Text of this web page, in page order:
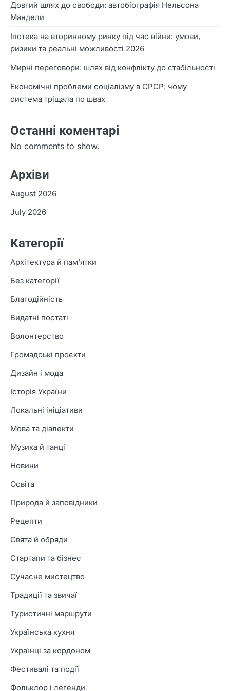
Довгий шлях до свободи: автобіографія Нельсона
Мандели
Іпотека на вторинному ринку під час війни: умови,
ризики та реальні можливості 2026
Мирні переговори: шлях від конфлікту до стабільності
Економічні проблеми соціалізму в СРСР: чому
система тріщала по швах
Останні коментарі
No comments to show.
Архіви
August 2026
July 2026
Категорії
Архітектура й пам'ятки
Без категорії
Благодійність
Видатні постаті
Волонтерство
Громадські проєкти
Дизайн і мода
Історія України
Локальні ініціативи
Мова та діалекти
Музика й танці
Новини
Освіта
Природа й заповідники
Рецепти
Свята й обряди
Стартапи та бізнес
Сучасне мистецтво
Традиції та звичаї
Туристичні маршрути
Українська кухня
Українці за кордоном
Фестивалі та події
Фольклор і легенди